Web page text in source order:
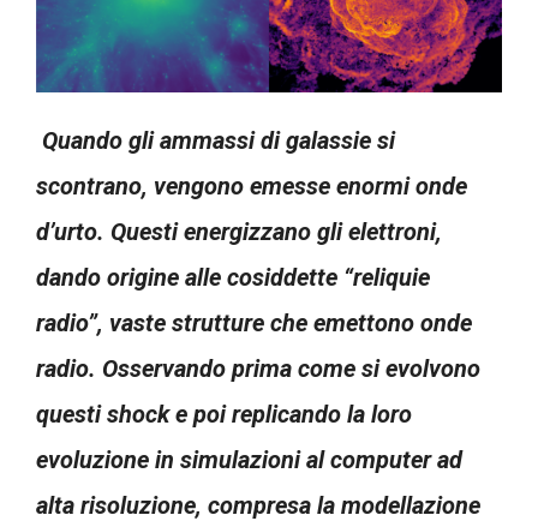
Quando gli ammassi di galassie si
scontrano, vengono emesse enormi onde
d’urto. Questi energizzano gli elettroni,
dando origine alle cosiddette “reliquie
radio”, vaste strutture che emettono onde
radio. Osservando prima come si evolvono
questi shock e poi replicando la loro
evoluzione in simulazioni al computer ad
alta risoluzione, compresa la modellazione